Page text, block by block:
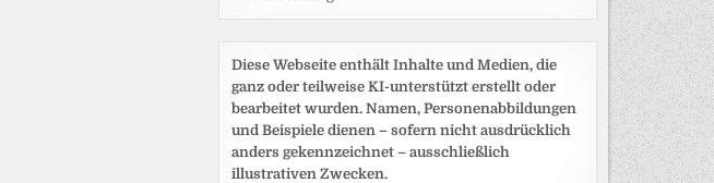
Diese Webseite enthält Inhalte und Medien, die
ganz oder teilweise KI-unterstützt erstellt oder
bearbeitet wurden. Namen, Personenabbildungen
und Beispiele dienen – sofern nicht ausdrücklich
anders gekennzeichnet – ausschließlich
illustrativen Zwecken.